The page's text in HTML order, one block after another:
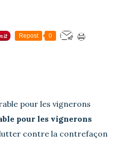
Repost 0
pour les vignerons